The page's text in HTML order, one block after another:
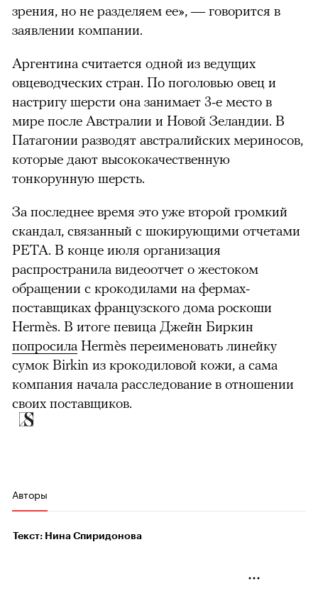
зрения, но не разделяем ее», — говорится в
заявлении компании.
Аргентина считается одной из ведущих
овцеводческих стран. По поголовью овец и
настригу шерсти она занимает 3-е место в
мире после Австралии и Новой Зеландии. В
Патагонии разводят австралийских мериносов,
которые дают высококачественную
тонкорунную шерсть.
За последнее время это уже второй громкий
скандал, связанный с шокирующими отчетами
PETA. В конце июля организация
распространила видеоотчет о жестоком
обращении с крокодилами на фермах-
поставщиках французского дома роскоши
Hermès. В итоге певица Джейн Биркин
попросила Hermès переименовать линейку
сумок Birkin из крокодиловой кожи, а сама
компания начала расследование в отношении
своих поставщиков.
Авторы
Текст: Нина Спиридонова